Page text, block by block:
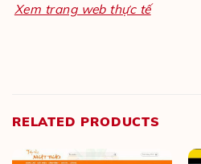
Xem trang web thực tế
RELATED PRODUCTS